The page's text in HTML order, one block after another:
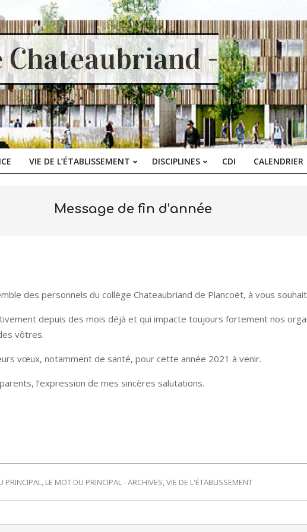
Chateaubriand -
Primary
VIE DE L’ÉTABLISSEMENT DISCIPLINES CDI CALENDRIER
Message de fin d’année
des personnels du collège Chateaubriand de Plancoët, à vous
depuis des mois déjà et qui impacte toujours fortement nos
vôtres.
vœux, notamment de santé, pour cette année 2021 à venir.
l’expression de mes sincères salutations.
PRINCIPAL, LE MOT DU PRINCIPAL - ARCHIVES,VIE DE L'ÉTABLISSEMENT